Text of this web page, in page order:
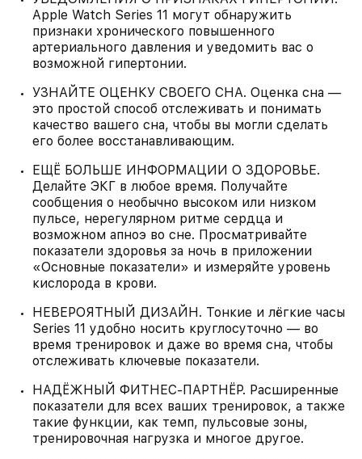
Apple Watch Series 11 могут обнаружить
признаки хронического повышенного
артериального давления и уведомить вас о
возможной гипертонии.
УЗНАЙТЕ ОЦЕНКУ СВОЕГО СНА. Оценка сна —
это простой способ отслеживать и понимать
качество вашего сна, чтобы вы могли сделать
его более восстанавливающим.
ЕЩЁ БОЛЬШЕ ИНФОРМАЦИИ О ЗДОРОВЬЕ.
Делайте ЭКГ в любое время. Получайте
сообщения о необычно высоком или низком
пульсе, нерегулярном ритме сердца и
возможном апноэ во сне. Просматривайте
показатели здоровья за ночь в приложении
«Основные показатели» и измеряйте уровень
кислорода в крови.
НЕВЕРОЯТНЫЙ ДИЗАЙН. Тонкие и лёгкие часы
Series 11 удобно носить круглосуточно — во
время тренировок и даже во время сна, чтобы
отслеживать ключевые показатели.
НАДЁЖНЫЙ ФИТНЕС‑ПАРТНЁР. Расширенные
показатели для всех ваших тренировок, а также
такие функции, как темп, пульсовые зоны,
тренировочная нагрузка и многое другое.